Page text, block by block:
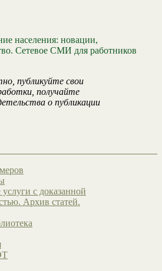
населения: новации,
Сетевое СМИ для работников
публикуйте свои
получайте
о публикации
с доказанной
Архив статей.